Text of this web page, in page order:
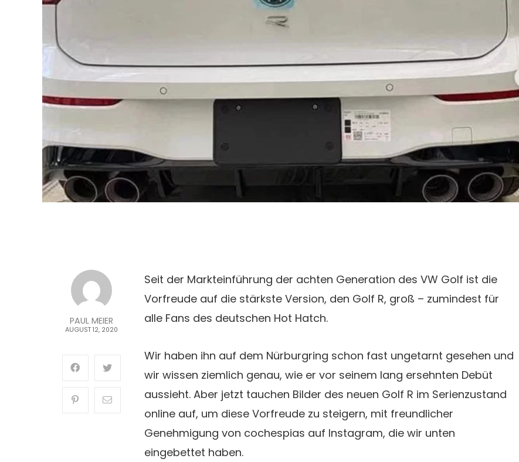
PAUL MEIER
AUGUST 12, 2020
Seit der Markteinführung der achten Generation des VW Golf ist die
Vorfreude auf die stärkste Version, den Golf R, groß – zumindest für
alle Fans des deutschen Hot Hatch.
Wir haben ihn auf dem Nürburgring schon fast ungetarnt gesehen und
wir wissen ziemlich genau, wie er vor seinem lang ersehnten Debüt
aussieht. Aber jetzt tauchen Bilder des neuen Golf R im Serienzustand
online auf, um diese Vorfreude zu steigern, mit freundlicher
Genehmigung von cochespias auf Instagram, die wir unten
eingebettet haben.